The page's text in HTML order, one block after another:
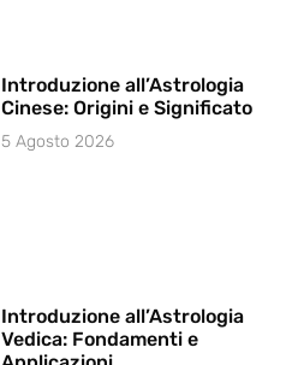
Introduzione all’Astrologia
Cinese: Origini e Significato
5 Agosto 2026
Introduzione all’Astrologia
Vedica: Fondamenti e